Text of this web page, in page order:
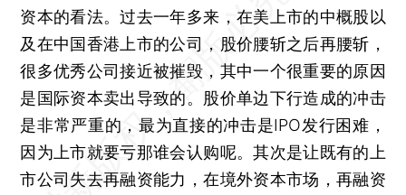
资本的看法。过去一年多来，在美上市的中概股以
及在中国香港上市的公司，股价腰斩之后再腰斩，
很多优秀公司接近被摧毁，其中一个很重要的原因
是国际资本卖出导致的。股价单边下行造成的冲击
是非常严重的，最为直接的冲击是IPO发行困难，
因为上市就要亏那谁会认购呢。其次是让既有的上
市公司失去再融资能力，在境外资本市场，再融资